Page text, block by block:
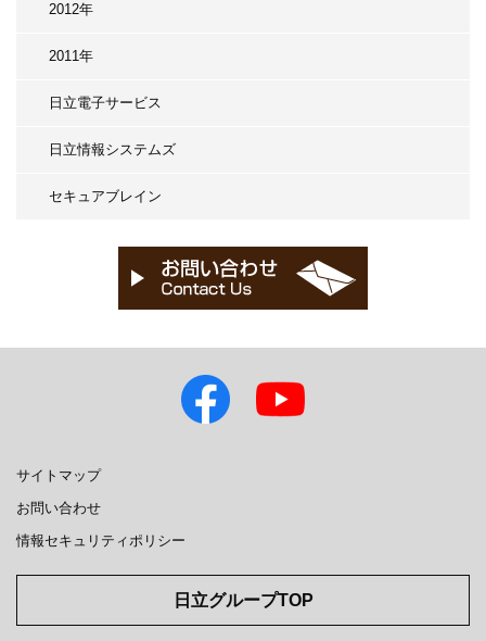
2012年
2011年
日立電子サービス
日立情報システムズ
セキュアブレイン
サイトマップ
お問い合わせ
情報セキュリティポリシー
日立グループTOP